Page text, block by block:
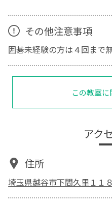
その他注意事項
囲碁未経験の方は４回まで
この教室
アク
住所
埼玉県越谷市下間久里１１